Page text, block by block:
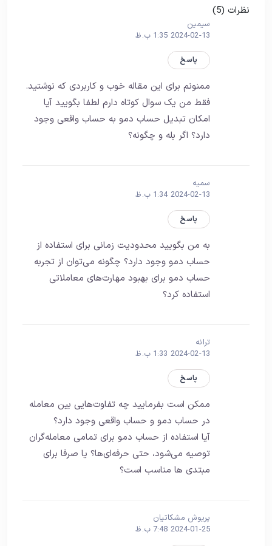
نظرات (5)
سیمین
2024-02-13 1:35 ب.ظ
پاسخ
ممنونم برای این مقاله خوب و کاربردی که نوشتید.
فقط من یک سوال کوتاه دارم لطفا بگویید آیا
امکان تبدیل حساب دمو به حساب واقعی وجود
دارد؟ اگر بله و چگونه؟
سمیه
2024-02-13 1:34 ب.ظ
پاسخ
به من بگویید محدودیت زمانی برای استفاده از
حساب دمو وجود دارد؟ چگونه می‌توان از تجربه
حساب دمو برای بهبود مهارت‌های معاملاتی
استفاده کرد؟
ترانه
2024-02-13 1:33 ب.ظ
پاسخ
ممکن است بفرمایید چه تفاوت‌هایی بین معامله
در حساب دمو و حساب واقعی وجود دارد؟
آیا استفاده از حساب دمو برای تمامی معامله‌گران
توصیه می‌شود، حتی حرفه‌ای‌ها؟ یا صرفا برای
مبتدی ها مناسب است؟
پریوش مشکاتیان
2024-01-25 7:48 ب.ظ